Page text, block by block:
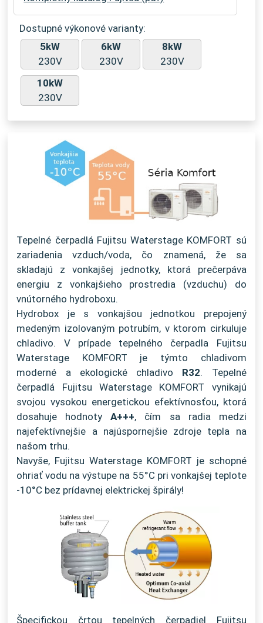
Dostupné výkonové varianty:
5kW
230V
6kW
230V
8kW
230V
10kW
230V
Tepelné čerpadlá Fujitsu Waterstage KOMFORT sú
zariadenia vzduch/voda, čo znamená, že sa
skladajú z vonkajšej jednotky, ktorá prečerpáva
energiu z vonkajšieho prostredia (vzduchu) do
vnútorného hydroboxu.
Hydrobox je s vonkajšou jednotkou prepojený
medeným izolovaným potrubím, v ktorom cirkuluje
chladivo. V prípade tepelného čerpadla Fujitsu
Waterstage KOMFORT je týmto chladivom
moderné a ekologické chladivo R32. Tepelné
čerpadlá Fujitsu Waterstage KOMFORT vynikajú
svojou vysokou energetickou efektívnosťou, ktorá
dosahuje hodnotyA+++, čím sa radia medzi
najefektívnejšie a najúspornejšie zdroje tepla na
našom trhu.
Navyše, Fujitsu Waterstage KOMFORT je schopné
ohriať vodu na výstupe na 55°C pri vonkajšej teplote
-10°C bez prídavnej elektrickej špirály!
Špecifickou črtou tepelných čerpadiel Fujitsu